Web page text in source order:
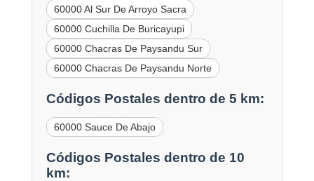
60000 Al Sur De Arroyo Sacra
60000 Cuchilla De Buricayupi
60000 Chacras De Paysandu Sur
60000 Chacras De Paysandu Norte
Códigos Postales dentro de 5 km:
60000 Sauce De Abajo
Códigos Postales dentro de 10
km: